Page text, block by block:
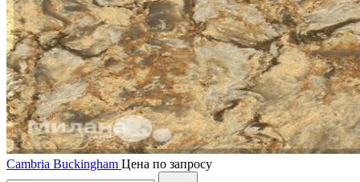
Cambria Buckingham Цена по запросу